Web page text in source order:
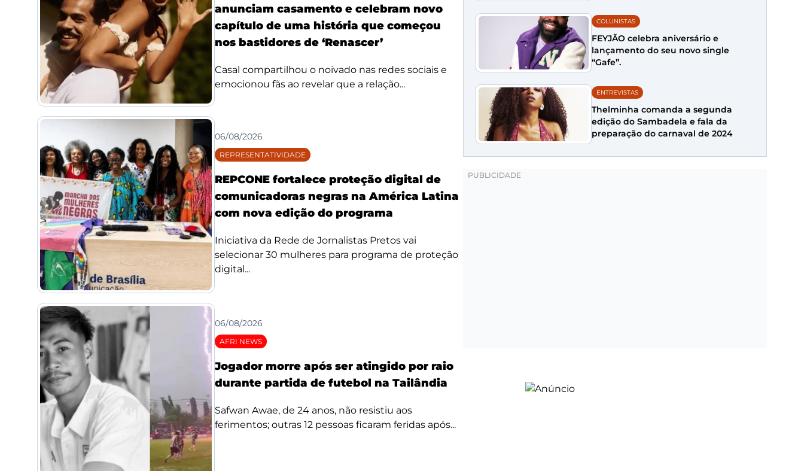
anunciam casamento e celebram novo
capítulo de uma história que começou
nos bastidores de ‘Renascer’
Casal compartilhou o noivado nas redes sociais e
emocionou fãs ao revelar que a relação...
06/08/2026
REPRESENTATIVIDADE
REPCONE fortalece proteção digital de
comunicadoras negras na América Latina
com nova edição do programa
Iniciativa da Rede de Jornalistas Pretos vai
selecionar 30 mulheres para programa de proteção
digital...
06/08/2026
AFRI NEWS
Jogador morre após ser atingido por raio
durante partida de futebol na Tailândia
Safwan Awae, de 24 anos, não resistiu aos
ferimentos; outras 12 pessoas ficaram feridas após...
COLUNISTAS
FEYJÃO celebra aniversário e
lançamento do seu novo single
“Gafe”.
ENTREVISTAS
Thelminha comanda a segunda
edição do Sambadela e fala da
preparação do carnaval de 2024